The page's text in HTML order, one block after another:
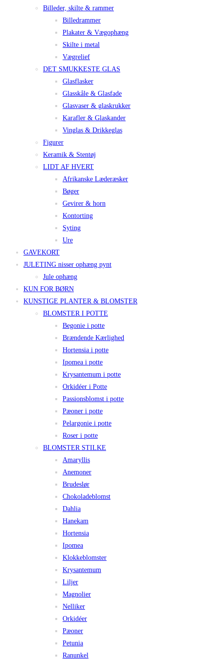
Billeder, skilte & rammer
Billedrammer
Plakater & Vægophæng
Skilte i metal
Vægrelief
DET SMUKKESTE GLAS
Glasflasker
Glasskåle & Glasfade
Glasvaser & glaskrukker
Karafler & Glaskander
Vinglas & Drikkeglas
Figurer
Keramik & Stentøj
LIDT AF HVERT
Afrikanske Læderæsker
Bøger
Gevirer & horn
Kontorting
Syting
Ure
GAVEKORT
JULETING nisser ophæng pynt
Jule ophæng
KUN FOR BØRN
KUNSTIGE PLANTER & BLOMSTER
BLOMSTER I POTTE
Begonie i potte
Brændende Kærlighed
Hortensia i potte
Ipomea i potte
Krysantemum i potte
Orkidéer i Potte
Passionsblomst i potte
Pæoner i potte
Pelargonie i potte
Roser i potte
BLOMSTER STILKE
Amaryllis
Anemoner
Brudeslør
Chokoladeblomst
Dahlia
Hanekam
Hortensia
Ipomea
Klokkeblomster
Krysantemum
Liljer
Magnolier
Nelliker
Orkidéer
Pæoner
Petunia
Ranunkel